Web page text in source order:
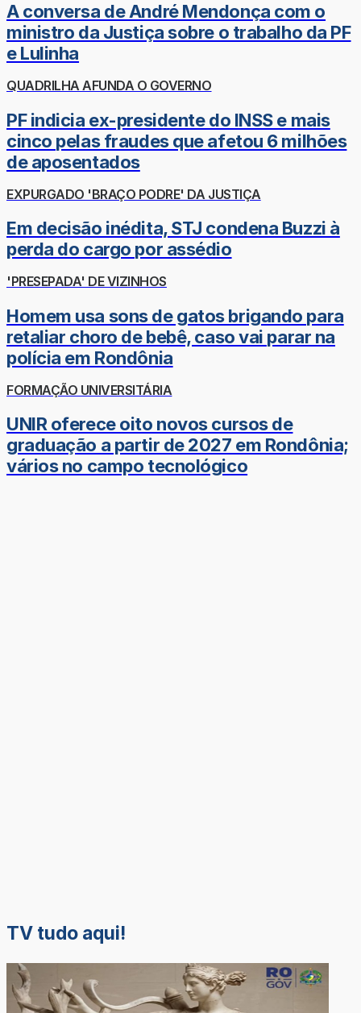
A conversa de André Mendonça com o
ministro da Justiça sobre o trabalho da PF
e Lulinha
QUADRILHA AFUNDA O GOVERNO
PF indicia ex-presidente do INSS e mais
cinco pelas fraudes que afetou 6 milhões
de aposentados
EXPURGADO 'BRAÇO PODRE' DA JUSTIÇA
Em decisão inédita, STJ condena Buzzi à
perda do cargo por assédio
'PRESEPADA' DE VIZINHOS
Homem usa sons de gatos brigando para
retaliar choro de bebê, caso vai parar na
polícia em Rondônia
FORMAÇÃO UNIVERSITÁRIA
UNIR oferece oito novos cursos de
graduação a partir de 2027 em Rondônia;
vários no campo tecnológico
TV tudo aqui!